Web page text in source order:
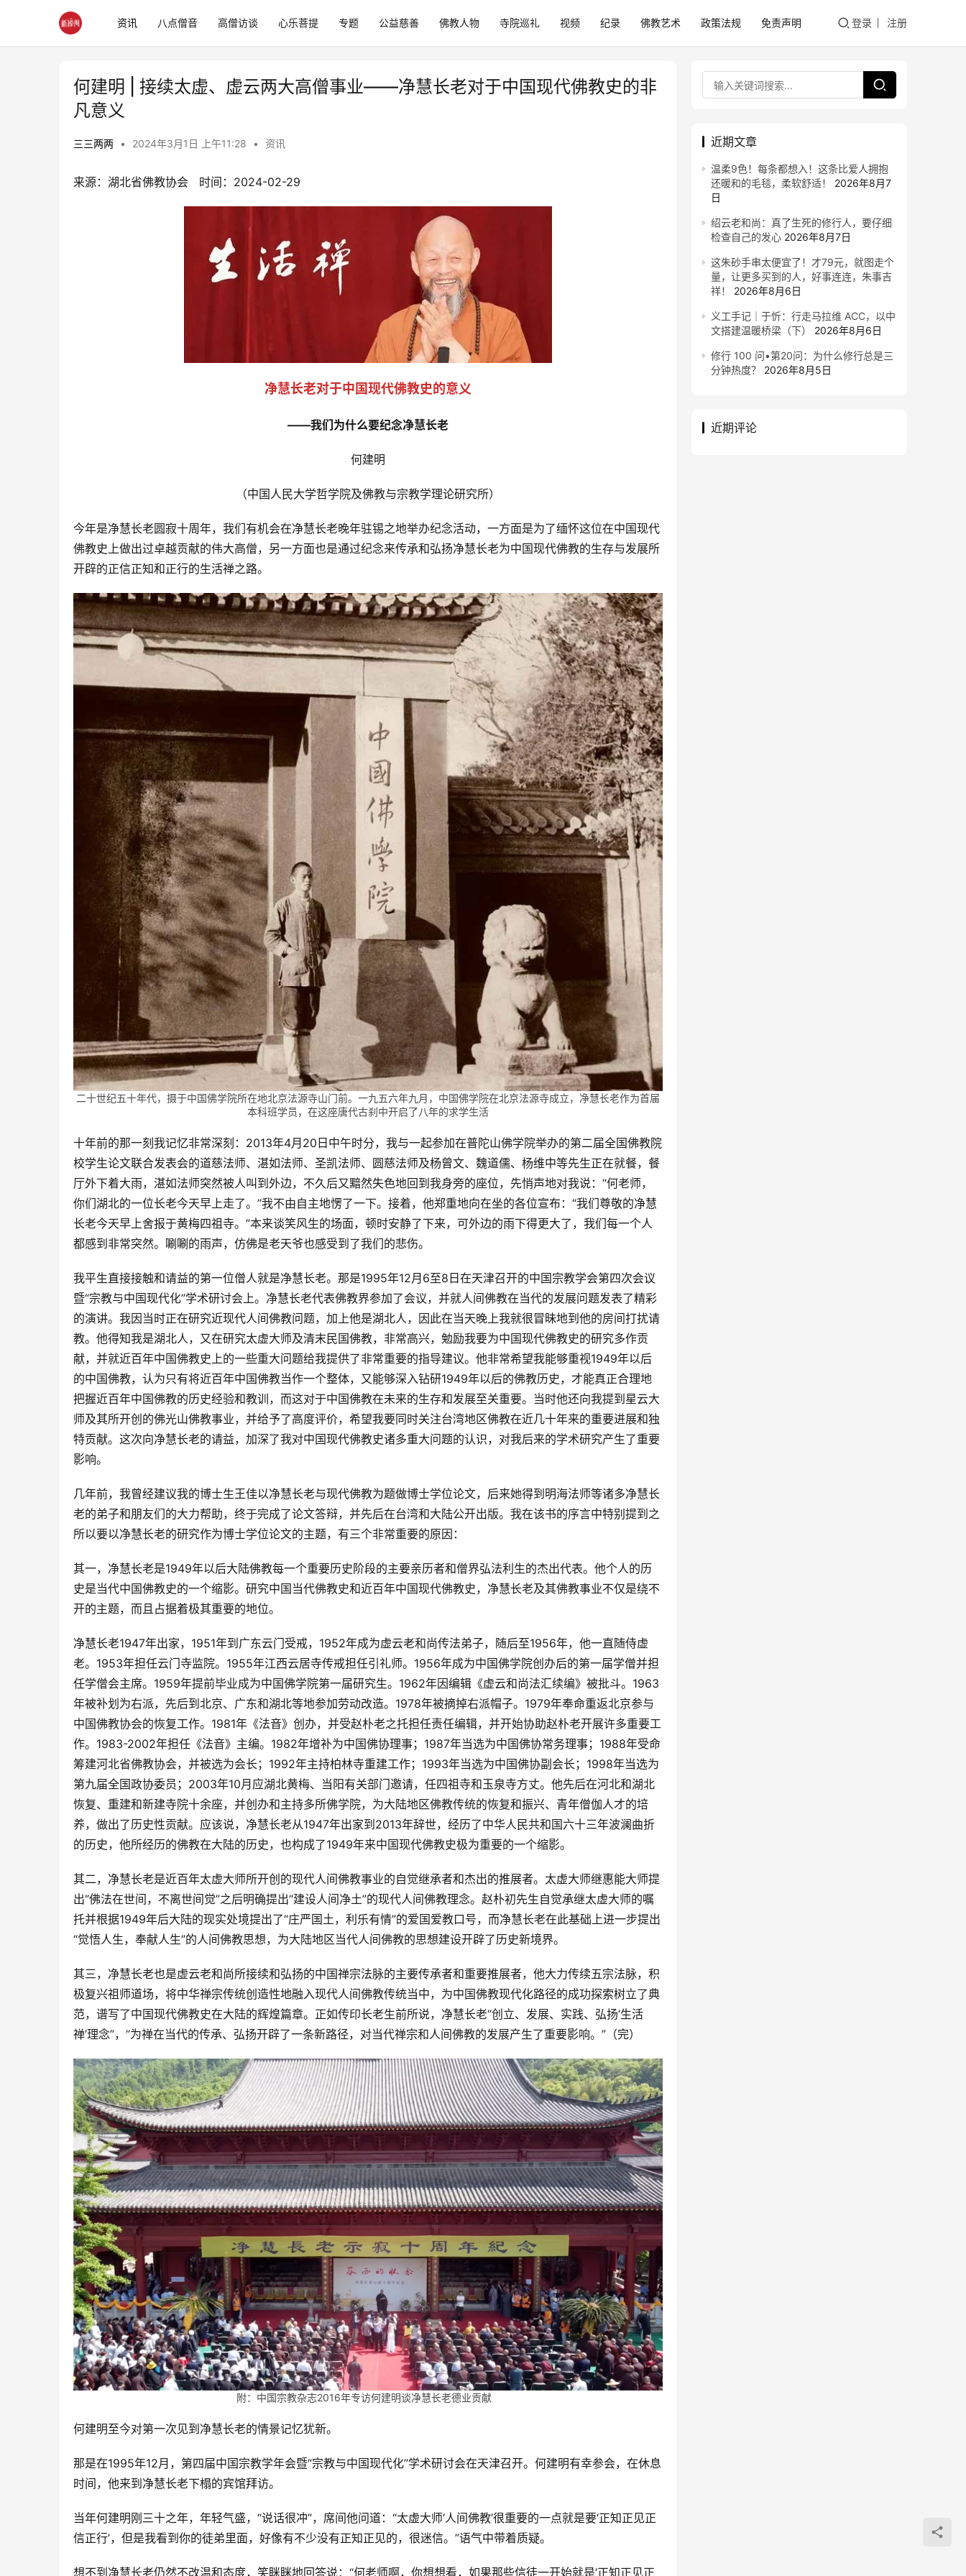
资讯 八点僧音 高僧访谈 心乐菩提 专题 公益慈善 佛教人物 寺院巡礼 视频 纪录 佛教艺术 政策法规 免责声明 登录 注册
何建明 | 接续太虚、虚云两大高僧事业——净慧长老对于中国现代佛教史的非
凡意义
三三两两 • 2024年3月1日 上午11:28 • 资讯
来源：湖北省佛教协会   时间：2024-02-29
净慧长老对于中国现代佛教史的意义
——我们为什么要纪念净慧长老
何建明
（中国人民大学哲学院及佛教与宗教学理论研究所）
今年是净慧长老圆寂十周年，我们有机会在净慧长老晚年驻锡之地举办纪念活动，一方面是为了缅怀这位在中国现代
佛教史上做出过卓越贡献的伟大高僧，另一方面也是通过纪念来传承和弘扬净慧长老为中国现代佛教的生存与发展所
开辟的正信正知和正行的生活禅之路。
二十世纪五十年代，摄于中国佛学院所在地北京法源寺山门前。一九五六年九月，中国佛学院在北京法源寺成立，净慧长老作为首届
本科班学员，在这座唐代古刹中开启了八年的求学生活
十年前的那一刻我记忆非常深刻：2013年4月20日中午时分，我与一起参加在普陀山佛学院举办的第二届全国佛教院
校学生论文联合发表会的道慈法师、湛如法师、圣凯法师、圆慈法师及杨曾文、魏道儒、杨维中等先生正在就餐，餐
厅外下着大雨，湛如法师突然被人叫到外边，不久后又黯然失色地回到我身旁的座位，先悄声地对我说：“何老师，
你们湖北的一位长老今天早上走了。”我不由自主地愣了一下。接着，他郑重地向在坐的各位宣布：“我们尊敬的净慧
长老今天早上舍报于黄梅四祖寺。”本来谈笑风生的场面，顿时安静了下来，可外边的雨下得更大了，我们每一个人
都感到非常突然。唰唰的雨声，仿佛是老天爷也感受到了我们的悲伤。
我平生直接接触和请益的第一位僧人就是净慧长老。那是1995年12月6至8日在天津召开的中国宗教学会第四次会议
暨“宗教与中国现代化”学术研讨会上。净慧长老代表佛教界参加了会议，并就人间佛教在当代的发展问题发表了精彩
的演讲。我因当时正在研究近现代人间佛教问题，加上他是湖北人，因此在当天晚上我就很冒昧地到他的房间打扰请
教。他得知我是湖北人，又在研究太虚大师及清末民国佛教，非常高兴，勉励我要为中国现代佛教史的研究多作贡
献，并就近百年中国佛教史上的一些重大问题给我提供了非常重要的指导建议。他非常希望我能够重视1949年以后
的中国佛教，认为只有将近百年中国佛教当作一个整体，又能够深入钻研1949年以后的佛教历史，才能真正合理地
把握近百年中国佛教的历史经验和教训，而这对于中国佛教在未来的生存和发展至关重要。当时他还向我提到星云大
师及其所开创的佛光山佛教事业，并给予了高度评价，希望我要同时关注台湾地区佛教在近几十年来的重要进展和独
特贡献。这次向净慧长老的请益，加深了我对中国现代佛教史诸多重大问题的认识，对我后来的学术研究产生了重要
影响。
几年前，我曾经建议我的博士生王佳以净慧长老与现代佛教为题做博士学位论文，后来她得到明海法师等诸多净慧长
老的弟子和朋友们的大力帮助，终于完成了论文答辩，并先后在台湾和大陆公开出版。我在该书的序言中特别提到之
所以要以净慧长老的研究作为博士学位论文的主题，有三个非常重要的原因：
其一，净慧长老是1949年以后大陆佛教每一个重要历史阶段的主要亲历者和僧界弘法利生的杰出代表。他个人的历
史是当代中国佛教史的一个缩影。研究中国当代佛教史和近百年中国现代佛教史，净慧长老及其佛教事业不仅是绕不
开的主题，而且占据着极其重要的地位。
净慧长老1947年出家，1951年到广东云门受戒，1952年成为虚云老和尚传法弟子，随后至1956年，他一直随侍虚
老。1953年担任云门寺监院。1955年江西云居寺传戒担任引礼师。1956年成为中国佛学院创办后的第一届学僧并担
任学僧会主席。1959年提前毕业成为中国佛学院第一届研究生。1962年因编辑《虚云和尚法汇续编》被批斗。1963
年被补划为右派，先后到北京、广东和湖北等地参加劳动改造。1978年被摘掉右派帽子。1979年奉命重返北京参与
中国佛教协会的恢复工作。1981年《法音》创办，并受赵朴老之托担任责任编辑，并开始协助赵朴老开展许多重要工
作。1983-2002年担任《法音》主编。1982年增补为中国佛协理事；1987年当选为中国佛协常务理事；1988年受命
筹建河北省佛教协会，并被选为会长；1992年主持柏林寺重建工作；1993年当选为中国佛协副会长；1998年当选为
第九届全国政协委员；2003年10月应湖北黄梅、当阳有关部门邀请，任四祖寺和玉泉寺方丈。他先后在河北和湖北
恢复、重建和新建寺院十余座，并创办和主持多所佛学院，为大陆地区佛教传统的恢复和振兴、青年僧伽人才的培
养，做出了历史性贡献。应该说，净慧长老从1947年出家到2013年辞世，经历了中华人民共和国六十三年波澜曲折
的历史，他所经历的佛教在大陆的历史，也构成了1949年来中国现代佛教史极为重要的一个缩影。
其二，净慧长老是近百年太虚大师所开创的现代人间佛教事业的自觉继承者和杰出的推展者。太虚大师继惠能大师提
出“佛法在世间，不离世间觉”之后明确提出“建设人间净土”的现代人间佛教理念。赵朴初先生自觉承继太虚大师的嘱
托并根据1949年后大陆的现实处境提出了“庄严国土，利乐有情”的爱国爱教口号，而净慧长老在此基础上进一步提出
“觉悟人生，奉献人生”的人间佛教思想，为大陆地区当代人间佛教的思想建设开辟了历史新境界。
其三，净慧长老也是虚云老和尚所接续和弘扬的中国禅宗法脉的主要传承者和重要推展者，他大力传续五宗法脉，积
极复兴祖师道场，将中华禅宗传统创造性地融入现代人间佛教传统当中，为中国佛教现代化路径的成功探索树立了典
范，谱写了中国现代佛教史在大陆的辉煌篇章。正如传印长老生前所说，净慧长老“创立、发展、实践、弘扬‘生活
禅’理念”，“为禅在当代的传承、弘扬开辟了一条新路径，对当代禅宗和人间佛教的发展产生了重要影响。”（完）
附：中国宗教杂志2016年专访何建明谈净慧长老德业贡献
何建明至今对第一次见到净慧长老的情景记忆犹新。
那是在1995年12月，第四届中国宗教学年会暨“宗教与中国现代化”学术研讨会在天津召开。何建明有幸参会，在休息
时间，他来到净慧长老下榻的宾馆拜访。
当年何建明刚三十之年，年轻气盛，“说话很冲”，席间他问道：“太虚大师‘人间佛教’很重要的一点就是要‘正知正见正
信正行’，但是我看到你的徒弟里面，好像有不少没有正知正见的，很迷信。”语气中带着质疑。
想不到净慧长老仍然不改温和态度，笑眯眯地回答说：“何老师啊，你想想看，如果那些信徒一开始就是‘正知正见正
近期文章
温柔9色！每条都想入！这条比爱人拥抱
还暖和的毛毯，柔软舒适！
2026年8月7
日
绍云老和尚：真了生死的修行人，要仔细
检查自己的发心 2026年8月7日
这朱砂手串太便宜了！才79元，就图走个
量，让更多买到的人，好事连连，朱事吉
祥！
2026年8月6日
义工手记｜于忻：行走马拉维 ACC，以中
文搭建温暖桥梁（下）
2026年8月6日
修行 100 问•第20问：为什么修行总是三
分钟热度？
2026年8月5日
近期评论